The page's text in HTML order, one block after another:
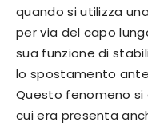
quando si utilizza
per via del capo
sua funzione di
lo spostamento
Questo fenomeno
cui era presenta